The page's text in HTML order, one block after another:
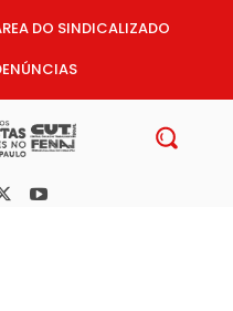
DO SINDICALIZADO